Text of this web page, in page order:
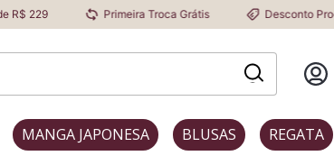
Primeira Troca Grátis Desconto Progressivo
MANGA JAPONESA BLUSAS REGATA